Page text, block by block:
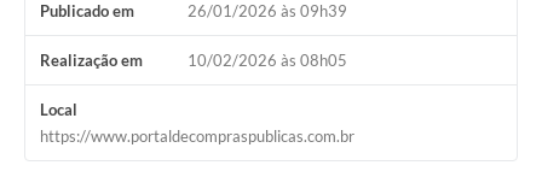
Publicado em 26/01/2026 às 09h39
Realização em 10/02/2026 às 08h05
Local
https://www.portaldecompraspublicas.com.br